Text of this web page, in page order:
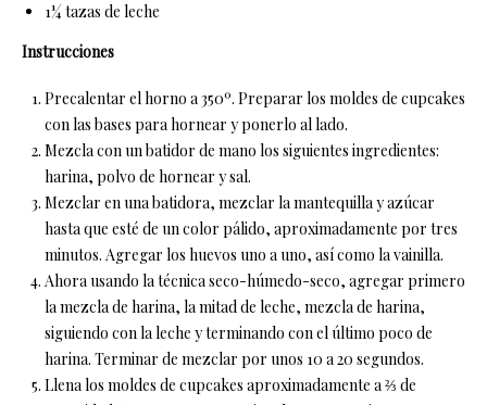
1¼ tazas de leche
Instrucciones
Precalentar el horno a 350º. Preparar los moldes de cupcakes
con las bases para hornear y ponerlo al lado.
Mezcla con un batidor de mano los siguientes ingredientes:
harina, polvo de hornear y sal.
Mezclar en una batidora, mezclar la mantequilla y azúcar
hasta que esté de un color pálido, aproximadamente por tres
minutos. Agregar los huevos uno a uno, así como la vainilla.
Ahora usando la técnica seco-húmedo-seco, agregar primero
la mezcla de harina, la mitad de leche, mezcla de harina,
siguiendo con la leche y terminando con el último poco de
harina. Terminar de mezclar por unos 10 a 20 segundos.
Llena los moldes de cupcakes aproximadamente a ⅔ de